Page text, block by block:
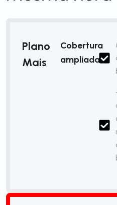
Plano
Mais
Cobertura
ampliada